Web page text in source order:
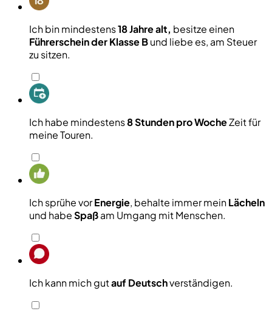
Ich bin mindestens18 Jahre alt, besitze einen
Führerschein der Klasse Bund liebe es, am Steuer
zu sitzen.
Ich habe mindestens8 Stunden pro WocheZeit für
meine Touren.
Ich sprühe vorEnergie, behalte immer meinLächeln
und habeSpaßam Umgang mit Menschen.
Ich kann mich gutaufDeutschverständigen.